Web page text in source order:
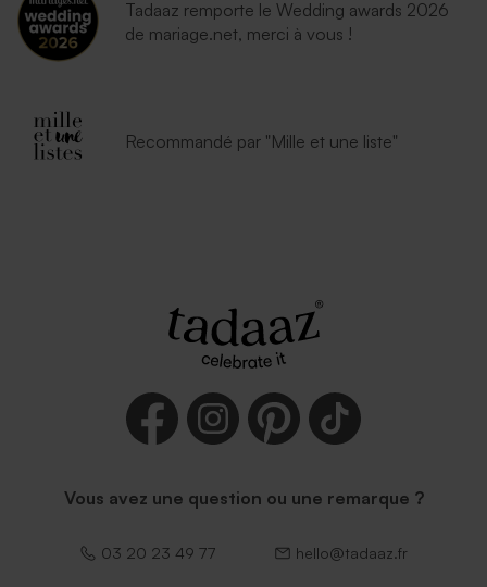
Tadaaz remporte le Wedding awards 2026
de mariage.net, merci à vous !
Recommandé par "Mille et une liste"
Vous avez une question ou une remarque ?
03 20 23 49 77 hello@tadaaz.fr